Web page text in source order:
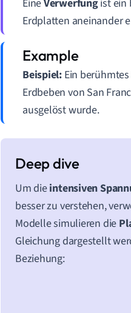
EineVerwerfungist ein
Erdplatten aneinander
Beispiel: Ein
Erdbeben von San
ausgelöst wurde.
Um dieintensiven
besser zu verstehen,
Modelle simulieren die
Gleichung dargestellt
Beziehung: